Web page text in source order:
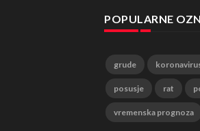
POPULARNE
grude
posusje rat
vremenska prognoza